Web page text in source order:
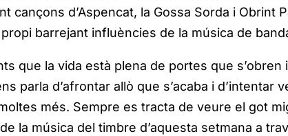
cançons d’Aspencat, la Gossa Sorda i Obrint
barrejant influències de la música de
que la vida està plena de portes que s’obren
parla d’afrontar allò que s’acaba i d’intentar
més. Sempre es tracta de veure el got
la música del timbre d’aquesta setmana a